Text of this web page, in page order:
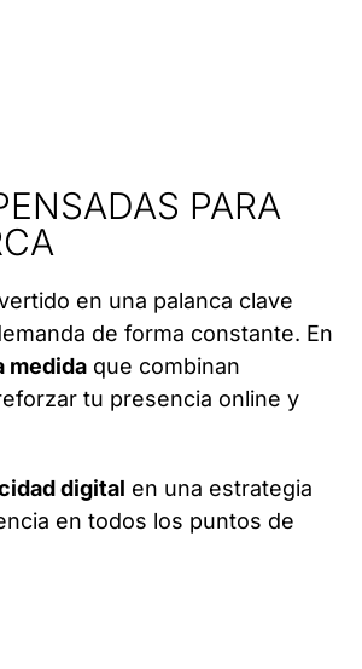
PARA
en una palanca clave
de forma constante. En
medida que combinan
tu presencia online y
digital en una estrategia
en todos los puntos de